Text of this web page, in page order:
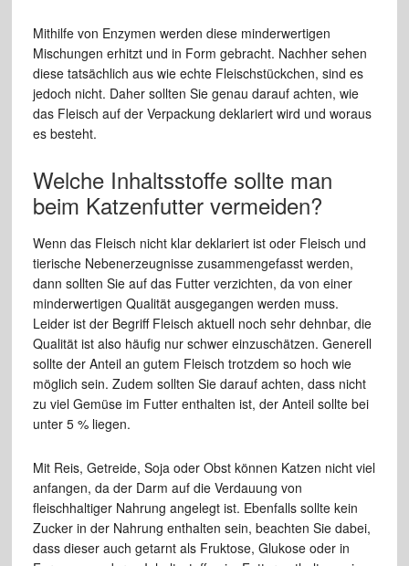
Mithilfe von Enzymen werden diese minderwertigen
Mischungen erhitzt und in Form gebracht. Nachher sehen
diese tatsächlich aus wie echte Fleischstückchen, sind es
jedoch nicht. Daher sollten Sie genau darauf achten, wie
das Fleisch auf der Verpackung deklariert wird und woraus
es besteht.
Welche Inhaltsstoffe sollte man
beim Katzenfutter vermeiden?
Wenn das Fleisch nicht klar deklariert ist oder Fleisch und
tierische Nebenerzeugnisse zusammengefasst werden,
dann sollten Sie auf das Futter verzichten, da von einer
minderwertigen Qualität ausgegangen werden muss.
Leider ist der Begriff Fleisch aktuell noch sehr dehnbar, die
Qualität ist also häufig nur schwer einzuschätzen. Generell
sollte der Anteil an gutem Fleisch trotzdem so hoch wie
möglich sein. Zudem sollten Sie darauf achten, dass nicht
zu viel Gemüse im Futter enthalten ist, der Anteil sollte bei
unter 5 % liegen.
Mit Reis, Getreide, Soja oder Obst können Katzen nicht viel
anfangen, da der Darm auf die Verdauung von
fleischhaltiger Nahrung angelegt ist. Ebenfalls sollte kein
Zucker in der Nahrung enthalten sein, beachten Sie dabei,
dass dieser auch getarnt als Fruktose, Glukose oder in